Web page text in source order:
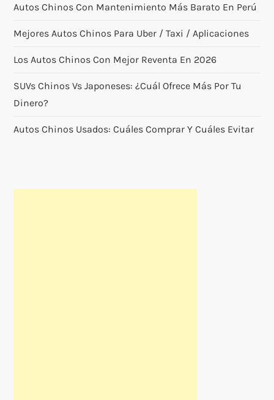
Autos Chinos Con Mantenimiento Más Barato En Perú
Mejores Autos Chinos Para Uber / Taxi / Aplicaciones
Los Autos Chinos Con Mejor Reventa En 2026
SUVs Chinos Vs Japoneses: ¿cuál Ofrece Más Por Tu
Dinero?
Autos Chinos Usados: Cuáles Comprar Y Cuáles Evitar